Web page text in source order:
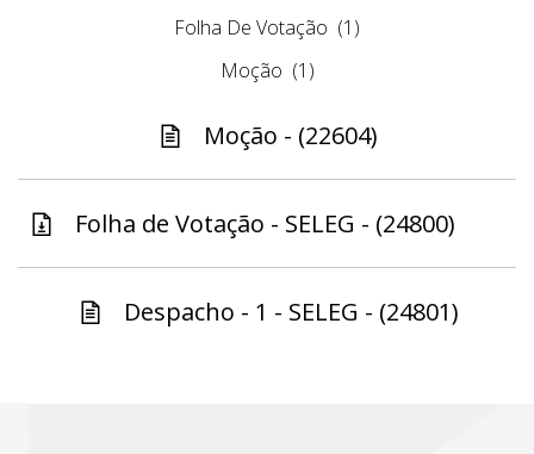
Folha De Votação (1)
Moção (1)
Moção - (22604)
Folha de Votação - SELEG - (24800)
Despacho - 1 - SELEG - (24801)